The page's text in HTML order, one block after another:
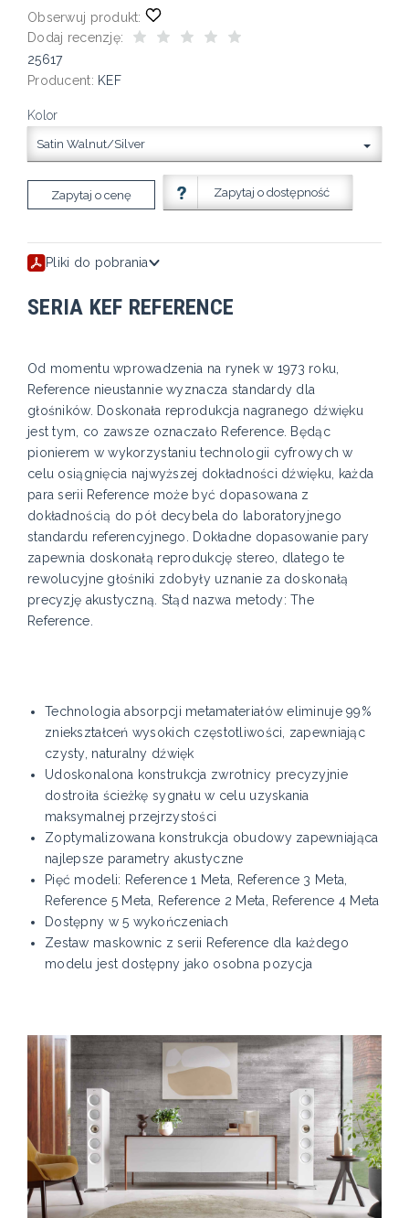
Obserwuj produkt:
Dodaj recenzję:
25617
Producent: KEF
Kolor
Satin Walnut/Silver
Zapytaj o cenę Zapytaj o dostępność
Pliki do pobrania
SERIA KEF REFERENCE
Od momentu wprowadzenia na rynek w 1973 roku,
Reference nieustannie wyznacza standardy dla
głośników. Doskonała reprodukcja nagranego dźwięku
jest tym, co zawsze oznaczało Reference. Będąc
pionierem w wykorzystaniu technologii cyfrowych w
celu osiągnięcia najwyższej dokładności dźwięku, każda
para serii Reference może być dopasowana z
dokładnością do pół decybela do laboratoryjnego
standardu referencyjnego. Dokładne dopasowanie pary
zapewnia doskonałą reprodukcję stereo, dlatego te
rewolucyjne głośniki zdobyły uznanie za doskonałą
precyzję akustyczną. Stąd nazwa metody: The
Reference.
Technologia absorpcji metamateriałów eliminuje 99%
zniekształceń wysokich częstotliwości, zapewniając
czysty, naturalny dźwięk
Udoskonalona konstrukcja zwrotnicy precyzyjnie
dostroiła ścieżkę sygnału w celu uzyskania
maksymalnej przejrzystości
Zoptymalizowana konstrukcja obudowy zapewniająca
najlepsze parametry akustyczne
Pięć modeli: Reference 1 Meta, Reference 3 Meta,
Reference 5 Meta, Reference 2 Meta, Reference 4 Meta
Dostępny w 5 wykończeniach
Zestaw maskownic z serii Reference dla każdego
modelu jest dostępny jako osobna pozycja